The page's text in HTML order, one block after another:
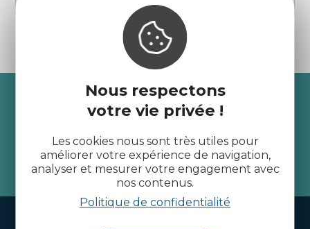
Nous respectons
votre vie privée !
Les cookies nous sont très utiles pour
améliorer votre expérience de navigation,
analyser et mesurer votre engagement avec
nos contenus.
Politique de confidentialité
Recevez l’actualité des
Côtes d’Armor
je m'abonne